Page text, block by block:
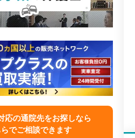
応の通院先をお探しなら
でご相談できます